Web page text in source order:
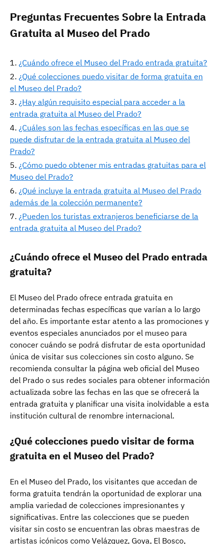
Preguntas Frecuentes Sobre la Entrada
Gratuita al Museo del Prado
¿Cuándo ofrece el Museo del Prado entrada gratuita?
¿Qué colecciones puedo visitar de forma gratuita en
el Museo del Prado?
¿Hay algún requisito especial para acceder a la
entrada gratuita al Museo del Prado?
¿Cuáles son las fechas específicas en las que se
puede disfrutar de la entrada gratuita al Museo del
Prado?
¿Cómo puedo obtener mis entradas gratuitas para el
Museo del Prado?
¿Qué incluye la entrada gratuita al Museo del Prado
además de la colección permanente?
¿Pueden los turistas extranjeros beneficiarse de la
entrada gratuita al Museo del Prado?
¿Cuándo ofrece el Museo del Prado entrada
gratuita?
El Museo del Prado ofrece entrada gratuita en
determinadas fechas específicas que varían a lo largo
del año. Es importante estar atento a las promociones y
eventos especiales anunciados por el museo para
conocer cuándo se podrá disfrutar de esta oportunidad
única de visitar sus colecciones sin costo alguno. Se
recomienda consultar la página web oficial del Museo
del Prado o sus redes sociales para obtener información
actualizada sobre las fechas en las que se ofrecerá la
entrada gratuita y planificar una visita inolvidable a esta
institución cultural de renombre internacional.
¿Qué colecciones puedo visitar de forma
gratuita en el Museo del Prado?
En el Museo del Prado, los visitantes que accedan de
forma gratuita tendrán la oportunidad de explorar una
amplia variedad de colecciones impresionantes y
significativas. Entre las colecciones que se pueden
visitar sin costo se encuentran las obras maestras de
artistas icónicos como Velázquez, Goya, El Bosco,